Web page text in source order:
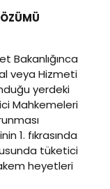
Bakanlığınca
veya Hizmeti
yerdeki
Mahkemeleri
1. fıkrasında
tüketici
heyetleri